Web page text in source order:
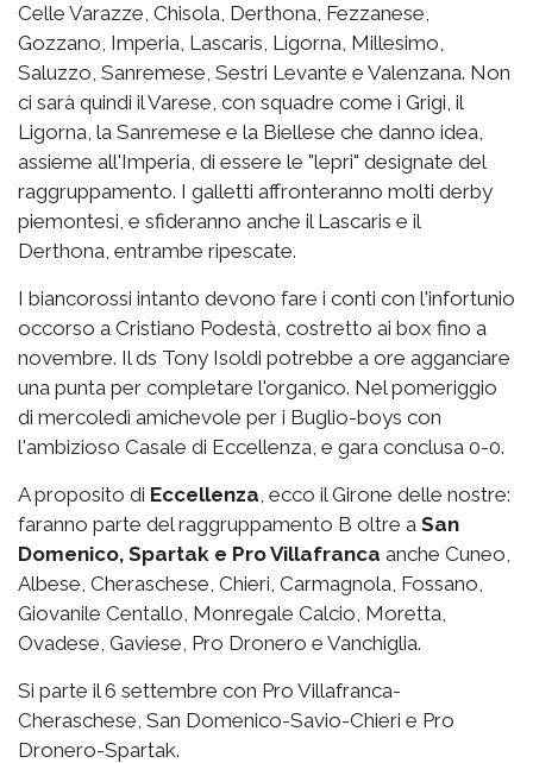
Celle Varazze, Chisola, Derthona, Fezzanese,
Gozzano, Imperia, Lascaris, Ligorna, Millesimo,
Saluzzo, Sanremese, Sestri Levante e Valenzana. Non
ci sarà quindi il Varese, con squadre come i Grigi, il
Ligorna, la Sanremese e la Biellese che danno idea,
assieme all'Imperia, di essere le "lepri" designate del
raggruppamento. I galletti affronteranno molti derby
piemontesi, e sfideranno anche il Lascaris e il
Derthona, entrambe ripescate.
I biancorossi intanto devono fare i conti con l'infortunio
occorso a Cristiano Podestà, costretto ai box fino a
novembre. Il ds Tony Isoldi potrebbe a ore agganciare
una punta per completare l'organico. Nel pomeriggio
di mercoledì amichevole per i Buglio-boys con
l'ambizioso Casale di Eccellenza, e gara conclusa 0-0.
A proposito di Eccellenza, ecco il Girone delle nostre:
faranno parte del raggruppamento B oltre a San
Domenico, Spartak e Pro Villafranca anche Cuneo,
Albese, Cheraschese, Chieri, Carmagnola, Fossano,
Giovanile Centallo, Monregale Calcio, Moretta,
Ovadese, Gaviese, Pro Dronero e Vanchiglia.
Si parte il 6 settembre con Pro Villafranca-
Cheraschese, San Domenico-Savio-Chieri e Pro
Dronero-Spartak.